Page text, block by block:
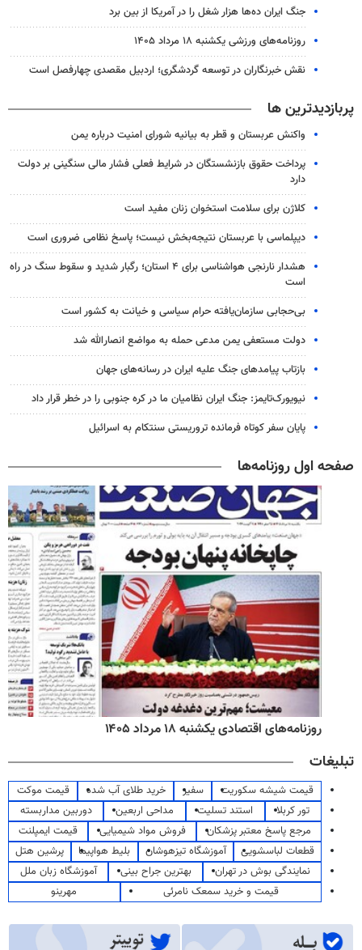
جنگ ایران ده‌ها هزار شغل را در آمریکا از بین برد
روزنامه‌های ورزشی یکشنبه ۱۸ مرداد ۱۴۰۵
نقش خبرنگاران در توسعه گردشگری؛ اردبیل مقصدی چهارفصل است
پربازدیدترین ها
واکنش عربستان و قطر به بیانیه شورای امنیت درباره یمن
پرداخت حقوق بازنشستگان در شرایط فعلی فشار مالی سنگینی بر دولت
دارد
کلاژن برای سلامت استخوان زنان مفید است
دیپلماسی با عربستان نتیجه‌بخش نیست؛ پاسخ نظامی ضروری است
هشدار نارنجی هواشناسی برای ۴ استان؛ رگبار شدید و سقوط سنگ در راه
است
بی‌حجابی سازمان‌یافته حرام سیاسی و خیانت به کشور است
دولت مستعفی یمن مدعی حمله به مواضع انصارالله شد
بازتاب پیامدهای جنگ علیه ایران در رسانه‌های جهان
نیویورک‌تایمز: جنگ ایران نظامیان ما در کره جنوبی را در خطر قرار داد
پایان سفر کوتاه فرمانده تروریستی سنتکام به اسرائیل
صفحه اول روزنامه‌ها
روزنامه‌های اقتصادی یکشنبه ۱۸ مرداد ۱۴۰۵
تبلیغات
قیمت شیشه سکوریت سفیر خرید طلای آب شده
قیمت موکت
تور کربلا
استند تسلیت مداحی اربعین
دوربین مداربسته
مرجع پاسخ معتبر پزشکان
فروش مواد شیمیایی
قیمت ایمپلنت
قطعات لباسشویی
آموزشگاه تیزهوشان بلیط هواپیما
پرشین هتل
نمایندگی بوش در تهران
بهترین جراح بینی
آموزشگاه زبان ملل
قیمت و خرید سمعک نامرئی
مهرینو